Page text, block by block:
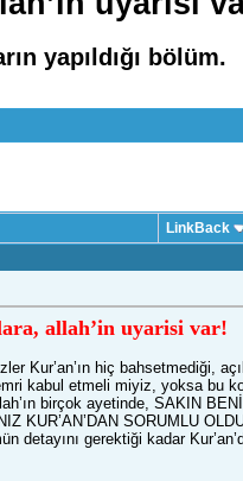
yapıldığı bölüm.
LinkBack
allah’in uyarisi var!
hiç bahsetmediği,
kabul etmeli miyiz, yoksa bu
birçok ayetinde, SAKIN
KUR’AN’DAN SORUMLU
gerektiği kadar